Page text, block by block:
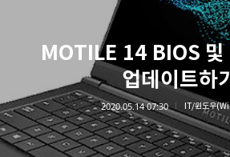
MOTILE 14 BIOS 및
업데이트하
2020.05.14 07:30 IT/윈도우